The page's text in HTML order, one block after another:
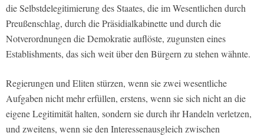
die Selbstdelegitimierung des Staates, die im Wesentlichen durch
Preußenschlag, durch die Präsidialkabinette und durch die
Notverordnungen die Demokratie auflöste, zugunsten eines
Establishments, das sich weit über den Bürgern zu stehen wähnte.
Regierungen und Eliten stürzen, wenn sie zwei wesentliche
Aufgaben nicht mehr erfüllen, erstens, wenn sie sich nicht an die
eigene Legitimität halten, sondern sie durch ihr Handeln verletzen,
und zweitens, wenn sie den Interessenausgleich zwischen